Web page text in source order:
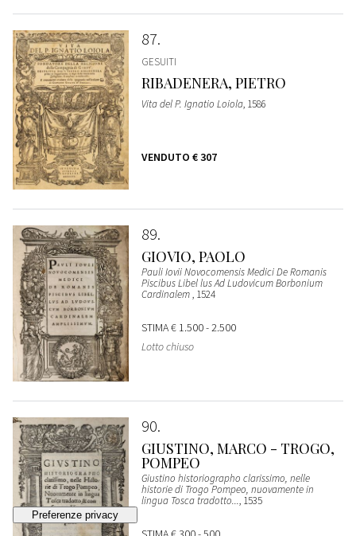
87
GESUITI
RIBADENERA, PIETRO
Vita del P. Ignatio Loiola, 1586
VENDUTO € 307
89
GIOVIO, PAOLO
Pauli Iovii Novocomensis Medici De Romanis
Piscibus Libel lus Ad Ludovicum Borbonium
Cardinalem, 1524
STIMA€ 1.500 - 2.500
Lotto chiuso
90
GIUSTINO, MARCO - TROGO,
POMPEO
Giustino historiographo clarissimo, nelle
historie di Trogo Pompeo, nuovamente in
lingua Tosca tradotto..., 1535